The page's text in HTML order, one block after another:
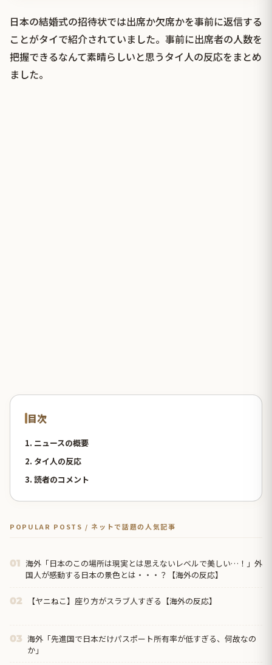
日本の結婚式の招待状では出席か欠席かを事前に返信する
ことがタイで紹介されていました。事前に出席者の人数を
把握できるなんて素晴らしいと思うタイ人の反応をまとめ
ました。
目次
1. ニュースの概要
2. タイ人の反応
3. 読者のコメント
POPULAR POSTS / ネットで話題の人気記事
01 海外「日本のこの場所は現実とは思えないレベルで美しい…！」外
国人が感動する日本の景色とは・・・？【海外の反応】
02 【ヤニねこ】座り方がスラブ人すぎる【海外の反応】
03 海外「先進国で日本だけパスポート所有率が低すぎる、何故なの
か」